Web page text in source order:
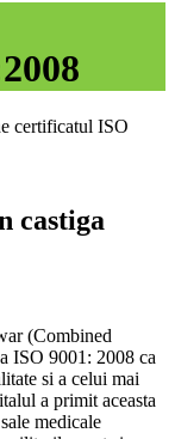
certificatul ISO
castiga
(Combined
ISO 9001: 2008 ca
si a celui mai
a primit aceasta
medicale